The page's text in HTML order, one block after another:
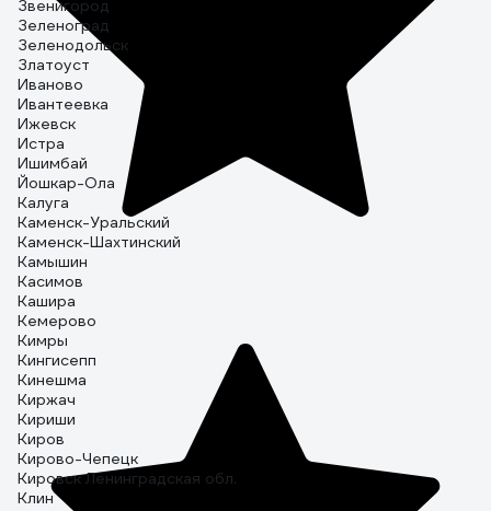
Звенигород
Зеленоград
Зеленодольск
Златоуст
Иваново
Ивантеевка
Ижевск
Истра
Ишимбай
Йошкар-Ола
Калуга
Каменск-Уральский
Каменск-Шахтинский
Камышин
Касимов
Кашира
Кемерово
Кимры
Кингисепп
Кинешма
Киржач
Кириши
Киров
Кирово-Чепецк
Кировск Ленинградская обл.
Клин